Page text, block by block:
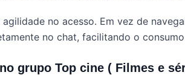
no acesso. Em vez de
no chat, facilitando o
grupo Top cine ( Filmes e